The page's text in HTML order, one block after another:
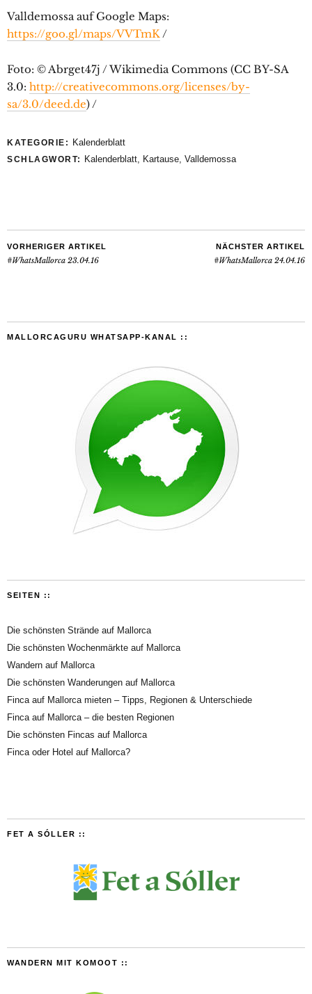
Valldemossa auf Google Maps:
https://goo.gl/maps/VVTmK/
Foto: © Abrget47j / Wikimedia Commons (CC BY-SA
3.0: http://creativecommons.org/licenses/by-
sa/3.0/deed.de) /
KATEGORIE: Kalenderblatt
SCHLAGWORT: Kalenderblatt, Kartause, Valldemossa
VORHERIGER ARTIKEL
#WhatsMallorca 23.04.16
NÄCHSTER ARTIKEL
#WhatsMallorca 24.04.16
MALLORCAGURU WHATSAPP-KANAL ::
SEITEN ::
Die schönsten Strände auf Mallorca
Die schönsten Wochenmärkte auf Mallorca
Wandern auf Mallorca
Die schönsten Wanderungen auf Mallorca
Finca auf Mallorca mieten – Tipps, Regionen & Unterschiede
Finca auf Mallorca – die besten Regionen
Die schönsten Fincas auf Mallorca
Finca oder Hotel auf Mallorca?
FET A SÓLLER ::
WANDERN MIT KOMOOT ::